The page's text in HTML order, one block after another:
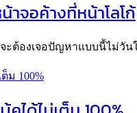
าจอค้างที่หน้าโลโก้
ะต้องเจอปัญหาแบบนี้ไม่วัน